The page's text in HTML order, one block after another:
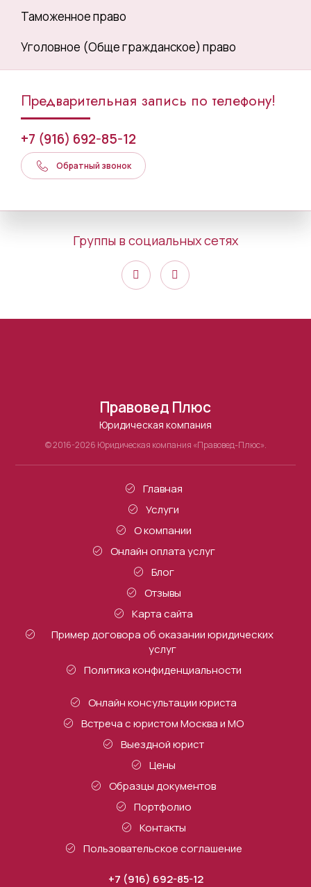
Таможенное право
Уголовное (Обще гражданское) право
Предварительная запись по телефону!
+7 (916) 692-85-12
Обратный звонок
Группы в социальных сетях
Правовед Плюс
Юридическая компания
© 2016-2026 Юридическая компания «Правовед-Плюс».
Главная
Услуги
О компании
Онлайн оплата услуг
Блог
Отзывы
Карта сайта
Пример договора об оказании юридических
услуг
Политика конфиденциальности
Онлайн консультации юриста
Встреча с юристом Москва и МО
Выездной юрист
Цены
Образцы документов
Портфолио
Контакты
Пользовательское соглашение
+7 (916) 692-85-12